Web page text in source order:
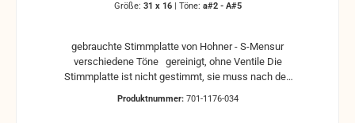
Größe: 31 x 16 Töne: a#2 - A#5
gebrauchte Stimmplatte von Hohner - S-Mensur
verschiedene Töne gereinigt, ohne Ventile Die
Stimmplatte ist nicht gestimmt, sie muss nach den
Produktnummer: 701-1176-034